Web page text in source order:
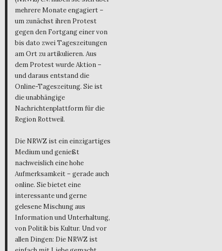
mehrere Monate engagiert –
um zunächst ihren Protest
gegen den Fortgang einer von
bis dato zwei Tageszeitungen
am Ort zu artikulieren. Aus
dem Protest wurde Aktion –
und daraus entstand die
Online-Tageszeitung. Sie ist
die unabhängige
Nachrichtenplattform für die
Region Rottweil.
Die NRWZ ist ein einzigartiges
Medium und genießt
nachweislich eine hohe
Aufmerksamkeit – gerade auch
online. Sie bietet eine
interessante und gerne
gelesene Mischung aus
Information und Unterhaltung,
von Politik bis Kultur. Und vor
allen Dingen: Die NRWZ ist